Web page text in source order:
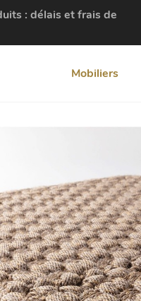
: délais et frais de
Mobiliers